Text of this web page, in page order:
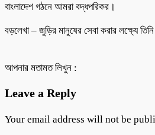
বাংলাদেশ গঠনে আমরা বদ্ধপরিকর।
বড়লেখা – জুড়ির মানুষের সেবা করার লক্ষ্যে
আপনার মতামত লিখুন :
Leave a Reply
Your email address will not be